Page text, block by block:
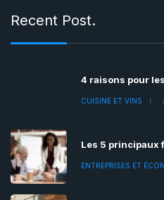
Recent Post.
4 raisons pour
CUISINE ET VINS
Les 5 principaux
ENTREPRISES ET